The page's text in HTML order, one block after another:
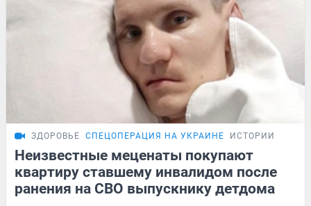
ЗДОРОВЬЕ СПЕЦОПЕРАЦИЯ НА УКРАИНЕ ИСТОРИИ
Неизвестные меценаты покупают
квартиру ставшему инвалидом после
ранения на СВО выпускнику детдома